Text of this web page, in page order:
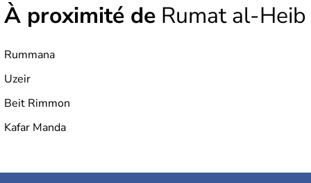
À proximité de Rumat al-Heib
Rummana
Uzeir
Beit Rimmon
Kafar Manda